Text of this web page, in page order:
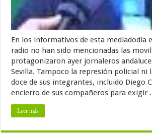
En los informativos de esta mediadodía
radio no han sido mencionadas las
protagonizaron ayer jornaleros
Sevilla. Tampoco la represión policial ni
doce de sus integrantes, incluido Diego
encierro de sus compañeros para exigir
Leer más